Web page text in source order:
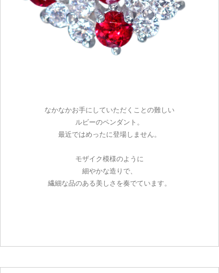
なかなかお手にしていただくことの難しい
ルビーのペンダント。
最近ではめったに登場しません。
モザイク模様のように
細やかな造りで、
繊細な品のある美しさを奏でています。